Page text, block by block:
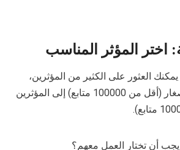
اختر المؤثر المناسب
العثور على الكثير من المؤثرين،
بدءًا من المؤثرين الصغار (أقل من 100000 متابع) إلى المؤثرين
يجب أن تختار العمل معهم؟